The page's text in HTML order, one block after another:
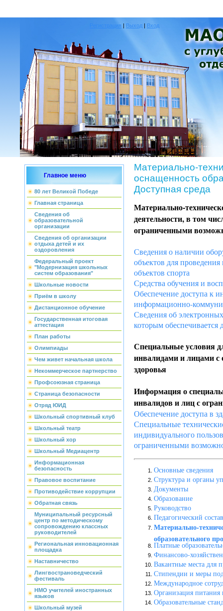
Регистрация | Выход | Вход
Главное меню
80 лет Великой Победе
Главная страница
Сведения об
образовательной
организации
Сведения об организации
отдыха детей и их
оздоровления
Федеральный проект
"Модернизация школьных
систем образования"
Школьные новости
Приём в школу
Дистанционное обучение
Государственная итоговая
аттестация
План работы
Олимпиады
Чем живет начальная школа
Некоммерческое партнерство
Профсоюзная страница
Страница безопасности
Отряд ЮИД
Школьный спортивный клуб
Школьный театр
Школьный хор
Школьный Медиацентр
Информационная
безопасность
Правовое воспитание
Противодействие коррупции
Обратная связь
Муниципальный ресурсный
центр по методическому
сопровождению классных
руководителей
Региональная инновационная
площадка
Наставничество
Лингвострановедческий
фестиваль
НМО учителей иностранных
языков
Школьный музей
Материально-
оснащенность
Доступная среда
Материально-
деятельности, в том
ограниченными
Сведения о наличии
объектов для
объектов спорта
Средства обучения и
Обеспечение доступа к
информационно-
Сведения об
которым
Специальные условия
инвалидами и лицами
здоровья
Информация о
инвалидов и лиц с
Обеспечение доступа в
Специальные
индивидуального
ограниченными
Основные сведения
Структура и органы
Документы
Образование
Руководство
Педагогический состав
Материально-
образовательного
Платные
Финансово-
Вакантные места для
Стипендии и меры
Международное
Организация питания
Образовательные